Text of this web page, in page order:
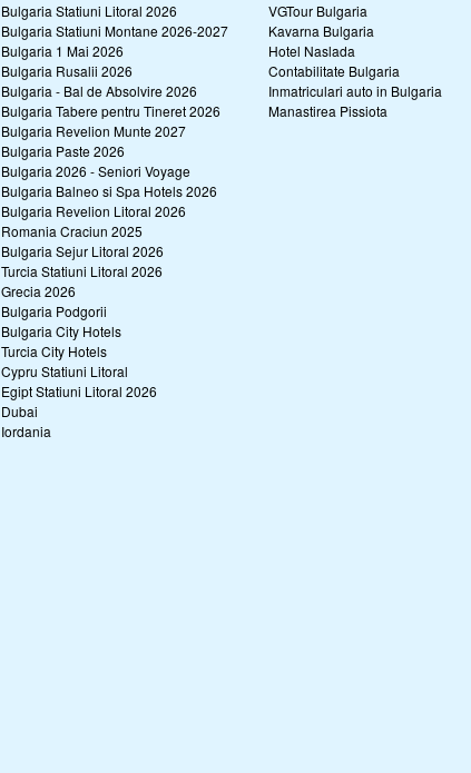
Bulgaria Statiuni Litoral 2026
Bulgaria Statiuni Montane 2026-2027
Bulgaria 1 Mai 2026
Bulgaria Rusalii 2026
Bulgaria - Bal de Absolvire 2026
Bulgaria Tabere pentru Tineret 2026
Bulgaria Revelion Munte 2027
Bulgaria Paste 2026
Bulgaria 2026 - Seniori Voyage
Bulgaria Balneo si Spa Hotels 2026
Bulgaria Revelion Litoral 2026
Romania Craciun 2025
Bulgaria Sejur Litoral 2026
Turcia Statiuni Litoral 2026
Grecia 2026
Bulgaria Podgorii
Bulgaria City Hotels
Turcia City Hotels
Cypru Statiuni Litoral
Egipt Statiuni Litoral 2026
Dubai
Iordania
VGTour Bulgaria
Kavarna Bulgaria
Hotel Naslada
Contabilitate Bulgaria
Inmatriculari auto in Bulgaria
Manastirea Pissiota